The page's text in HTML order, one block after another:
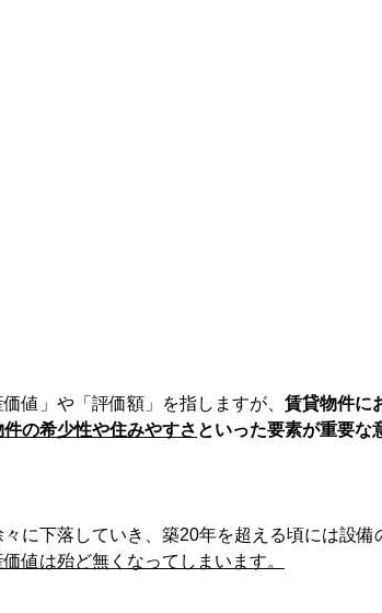
値」や「評価額」を指しますが、 賃貸物件に
件の希少性や住みやすさ といった要素が重要な
に下落していき、築20年を超える頃には設備
値は殆ど無くなってしまいます。